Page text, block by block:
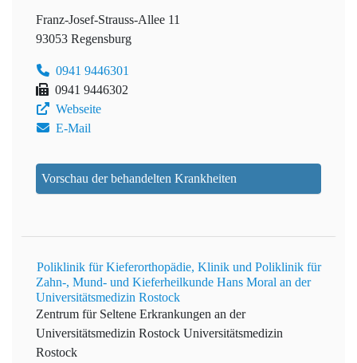
Franz-Josef-Strauss-Allee 11
93053 Regensburg
0941 9446301
0941 9446302
Webseite
E-Mail
Vorschau der behandelten Krankheiten
Poliklinik für Kieferorthopädie, Klinik und Poliklinik für
Zahn-, Mund- und Kieferheilkunde Hans Moral an der
Universitätsmedizin Rostock
Zentrum für Seltene Erkrankungen an der
Universitätsmedizin Rostock Universitätsmedizin
Rostock